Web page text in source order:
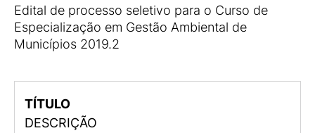
Edital de processo seletivo para o Curso de
Especialização em Gestão Ambiental de
Municípios 2019.2
TÍTULO
DESCRIÇÃO